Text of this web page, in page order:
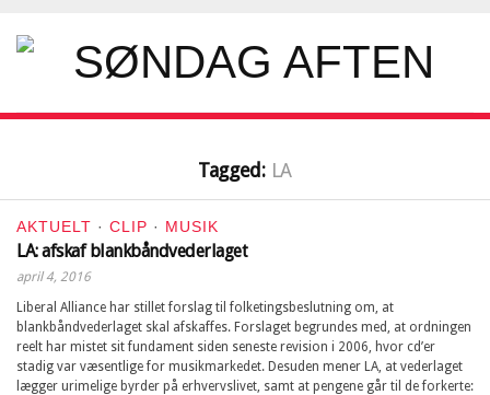
Tagged: LA
AKTUELT · CLIP · MUSIK
LA: afskaf blankbåndvederlaget
april 4, 2016
Liberal Alliance har stillet forslag til folketingsbeslutning om, at
blankbåndvederlaget skal afskaffes. Forslaget begrundes med, at ordningen
reelt har mistet sit fundament siden seneste revision i 2006, hvor cd’er
stadig var væsentlige for musikmarkedet. Desuden mener LA, at vederlaget
lægger urimelige byrder på erhvervslivet, samt at pengene går til de forkerte: